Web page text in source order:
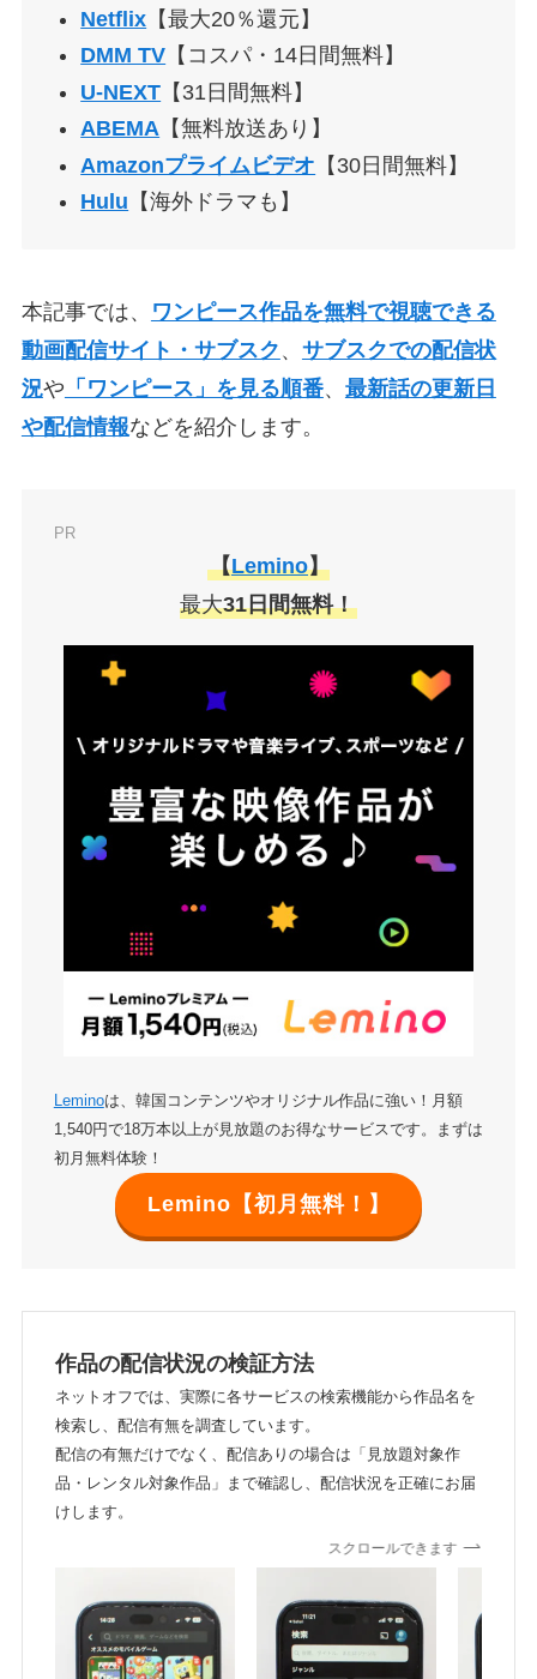
Netflix 【最大20％還元】
DMM TV 【コスパ・14日間無料】
U-NEXT 【31日間無料】
ABEMA 【無料放送あり】
Amazonプライムビデオ 【30日間無料】
Hulu 【海外ドラマも】
本記事では、
ワンピース作品を無料で視聴できる
動画配信サイト・サブスク 、 サブスクでの配信状
況や 「ワンピース」を見る順番、 最新話の更新日
や配信情報などを紹介します。
PR
【Lemino】
最大31日間無料！
Leminoは、韓国コンテンツやオリジナル作品に強い！月額
1,540円で18万本以上が見放題のお得なサービスです。まずは
初月無料体験！
Lemino【初月無料！】
作品の配信状況の検証方法
ネットオフでは、実際に各サービスの検索機能から作品名を
検索し、配信有無を調査しています。
配信の有無だけでなく、配信ありの場合は「見放題対象作
品・レンタル対象作品」まで確認し、配信状況を正確にお届
けします。
スクロールできます